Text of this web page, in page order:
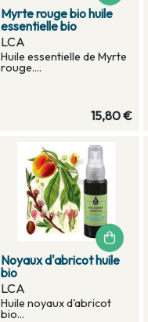
Myrte rouge bio huile
essentielle bio
LCA
Huile essentielle de Myrte
rouge....
15,80 €
Noyaux d'abricot huile
bio
LCA
Huile noyaux d'abricot
bio...